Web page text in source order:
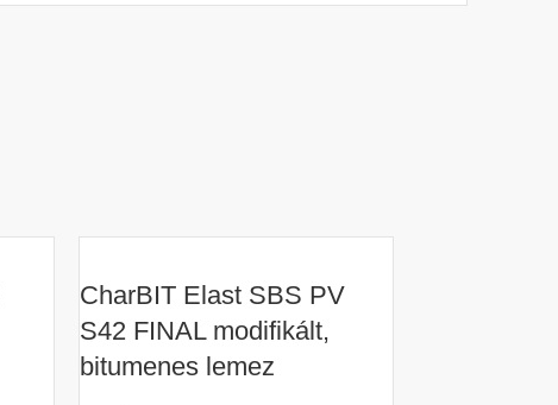
CharBIT Elast SBS PV
S42 FINAL modifikált,
bitumenes lemez